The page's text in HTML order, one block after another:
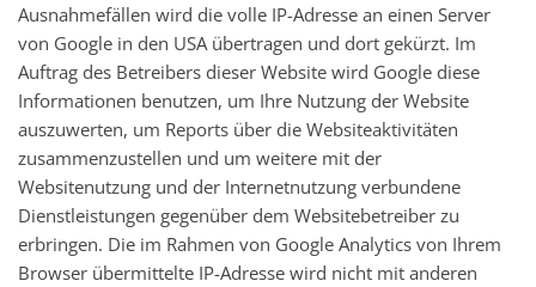
Ausnahmefällen wird die volle IP-Adresse an einen Server
von Google in den USA übertragen und dort gekürzt. Im
Auftrag des Betreibers dieser Website wird Google diese
Informationen benutzen, um Ihre Nutzung der Website
auszuwerten, um Reports über die Websiteaktivitäten
zusammenzustellen und um weitere mit der
Websitenutzung und der Internetnutzung verbundene
Dienstleistungen gegenüber dem Websitebetreiber zu
erbringen. Die im Rahmen von Google Analytics von Ihrem
Browser übermittelte IP-Adresse wird nicht mit anderen